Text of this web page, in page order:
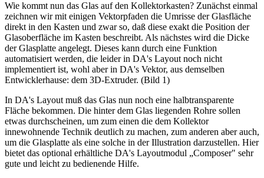
Wie kommt nun das Glas auf den Kollektorkasten? Zunächst einmal
zeichnen wir mit einigen Vektorpfaden die Umrisse der Glasfläche
direkt in den Kasten und zwar so, daß diese exakt die Position der
Glasoberfläche im Kasten beschreibt. Als nächstes wird die Dicke
der Glasplatte angelegt. Dieses kann durch eine Funktion
automatisiert werden, die leider in DA's Layout noch nicht
implementiert ist, wohl aber in DA's Vektor, aus demselben
Entwicklerhause: dem 3D-Extruder. (Bild 1)
In DA's Layout muß das Glas nun noch eine halbtransparente
Fläche bekommen. Die hinter dem Glas liegenden Rohre sollen
etwas durchscheinen, um zum einen die dem Kollektor
innewohnende Technik deutlich zu machen, zum anderen aber auch,
um die Glasplatte als eine solche in der Illustration darzustellen. Hier
bietet das optional erhältliche DA's Layoutmodul „Composer" sehr
gute und leicht zu bedienende Hilfe.